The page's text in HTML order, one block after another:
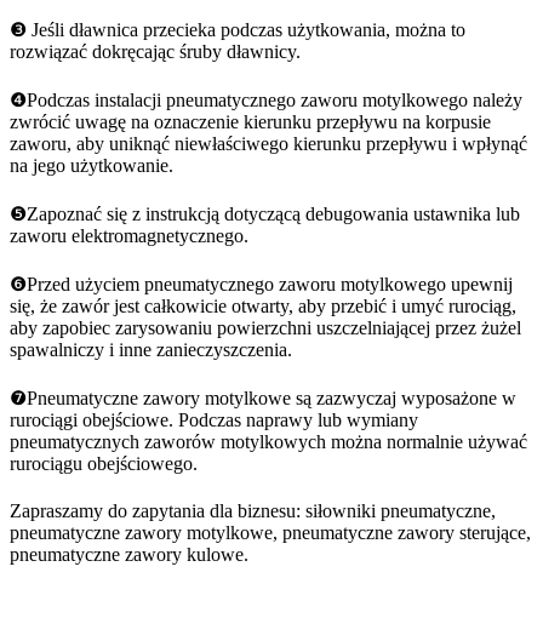
❸ Jeśli dławnica przecieka podczas użytkowania, można to
rozwiązać dokręcając śruby dławnicy.
❹Podczas instalacji pneumatycznego zaworu motylkowego należy
zwrócić uwagę na oznaczenie kierunku przepływu na korpusie
zaworu, aby uniknąć niewłaściwego kierunku przepływu i wpłynąć
na jego użytkowanie.
❺Zapoznać się z instrukcją dotyczącą debugowania ustawnika lub
zaworu elektromagnetycznego.
❻Przed użyciem pneumatycznego zaworu motylkowego upewnij
się, że zawór jest całkowicie otwarty, aby przebić i umyć rurociąg,
aby zapobiec zarysowaniu powierzchni uszczelniającej przez żużel
spawalniczy i inne zanieczyszczenia.
❼Pneumatyczne zawory motylkowe są zazwyczaj wyposażone w
rurociągi obejściowe. Podczas naprawy lub wymiany
pneumatycznych zaworów motylkowych można normalnie używać
rurociągu obejściowego.
Zapraszamy do zapytania dla biznesu: siłowniki pneumatyczne,
pneumatyczne zawory motylkowe, pneumatyczne zawory sterujące,
pneumatyczne zawory kulowe.